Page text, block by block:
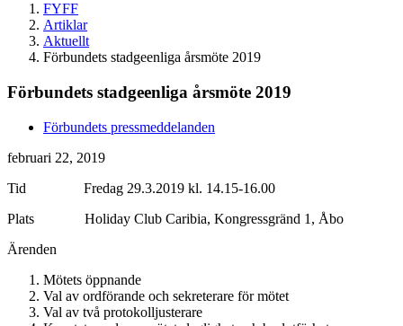
FYFF
Artiklar
Aktuellt
Förbundets stadgeenliga årsmöte 2019
Förbundets stadgeenliga årsmöte 2019
Förbundets pressmeddelanden
februari 22, 2019
Tid Fredag 29.3.2019 kl. 14.15-16.00
Plats Holiday Club Caribia, Kongressgränd 1, Åbo
Ärenden
Mötets öppnande
Val av ordförande och sekreterare för mötet
Val av två protokolljusterare